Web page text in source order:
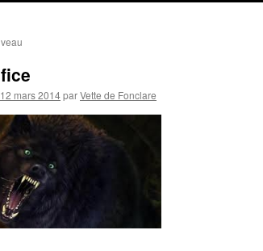
12 mars 2014parVette de Fonclare